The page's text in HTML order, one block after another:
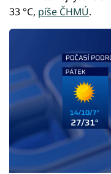
33 °C, píše ČHMÚ.